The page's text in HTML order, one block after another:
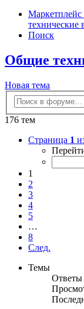
технические
Поиск
Общие
Новая тема
176 тем
Страница 1
1
2
3
4
5
…
8
След.
Темы
Ответы